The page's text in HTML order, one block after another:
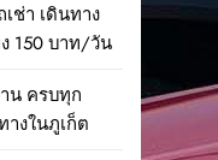
ช่า เดินทาง
150 บาท/วัน
น ครบทุก
งในภูเก็ต